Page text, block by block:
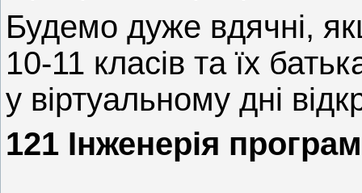
Будемо дуже вдячні,
10-11 класів та їх
у віртуальному дні
121 Інженерія